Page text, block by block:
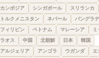
カンボジア
シンガポール スリランカ
トルクメニスタン
ネパール バングラ
フィリピン
ベトナム マレーシア
ラオス
中国 北朝鮮 日本 韓国
アルジェリア アンゴラ ウガンダ エ